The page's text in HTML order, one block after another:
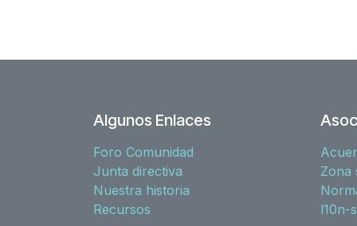
Algunos Enlaces
Foro Comunidad
Junta directiva
Nuestra historia
Recursos
Zona
l10n-